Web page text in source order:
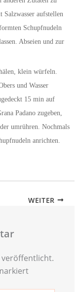
aufstellen
Schupfnudeln
Abseien und zur
klein würfeln.
und Wasser
15 min auf
Padano zugeben,
umrühren. Nochmals
anrichten.
WEITER
veröffentlicht.